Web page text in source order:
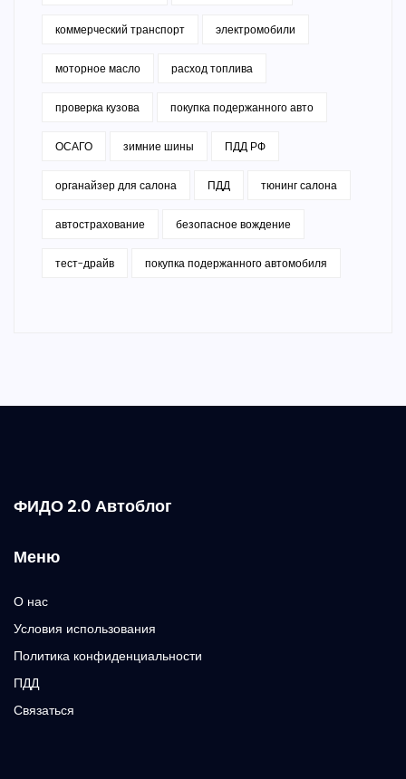
коммерческий транспорт электромобили
моторное масло расход топлива
проверка кузова покупка подержанного авто
ОСАГО зимние шины ПДД РФ
органайзер для салона ПДД тюнинг салона
автострахование безопасное вождение
тест-драйв покупка подержанного автомобиля
ФИДО 2.0 Автоблог
Меню
О нас
Условия использования
Политика конфиденциальности
ПДД
Связаться